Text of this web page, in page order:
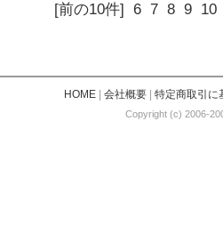
[前の10件] 6 7 8 9 10
HOME| 会社概要| 特定商取引に
Copyright (c) 2006-